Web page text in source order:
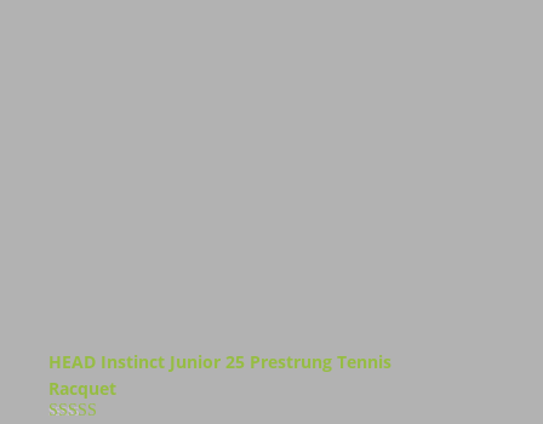
HEAD Instinct Junior 25 Prestrung Tennis
Racquet